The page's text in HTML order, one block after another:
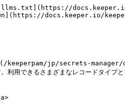
docs.keeper.io/
[SDK](/keeperpam/jp/secrets-
す。利用できるさまざまなレコー